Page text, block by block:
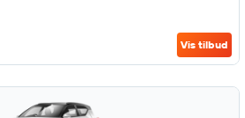
Vis tilbud